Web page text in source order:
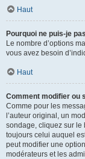
Haut
Pourquoi ne puis-je
Le nombre d’options
vous avez besoin
Haut
Comment modifier ou
Comme pour les
l’auteur original, un
sondage, cliquez sur le
toujours celui auquel
peut modifier une
modérateurs et les